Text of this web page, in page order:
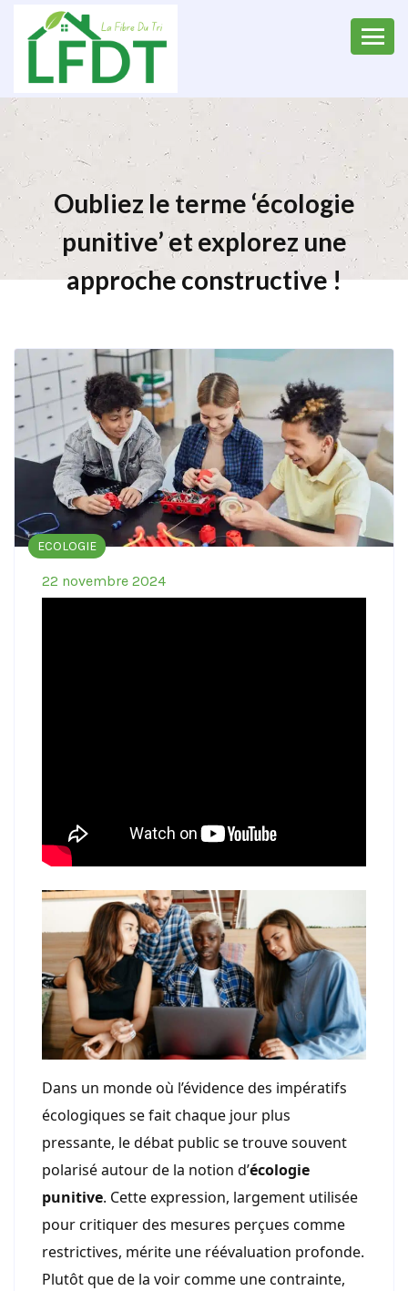
Oubliez le terme ‘écologie
punitive’ et explorez une
approche constructive !
ECOLOGIE
22 novembre 2024
Dans un monde où l’évidence des impératifs
écologiques se fait chaque jour plus
pressante, le débat public se trouve souvent
polarisé autour de la notion d’écologie
punitive. Cette expression, largement utilisée
pour critiquer des mesures perçues comme
restrictives, mérite une réévaluation profonde.
Plutôt que de la voir comme une contrainte,